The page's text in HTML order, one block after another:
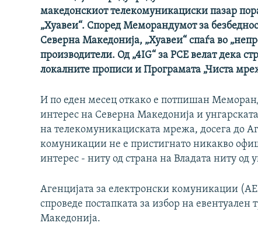
македонскиот телекомуникациски пазар
„Хуавеи“. Според Меморандумот за
Северна Македонија, „Хуавеи“ спаѓа во
производители. Од „4IG“ за РСЕ велат дека
локалните прописи и Програмата „Чиста
И по еден месец откако е потпишан
интерес на Северна Македонија и
на телекомуникациската мрежа, досега до
комуникации не е пристигнато никакво
интерес - ниту од страна на Владата ниту од
Агенцијата за електронски комуникации
спроведе постапката за избор на
Македонија.